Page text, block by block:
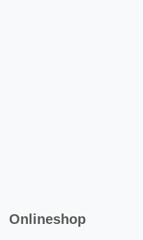
Onlineshop